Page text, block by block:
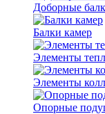
Доборные
Балки камер
Элементы
Элементы
Опорные